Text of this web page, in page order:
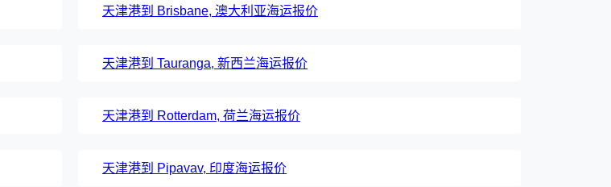
天津港到 Brisbane, 澳大利亚海运报价
天津港到 Tauranga, 新西兰海运报价
天津港到 Rotterdam, 荷兰海运报价
天津港到 Pipavav, 印度海运报价